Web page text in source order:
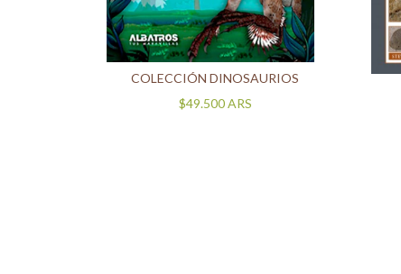
COLECCIÓN DINOSAURIOS
$49.500ARS